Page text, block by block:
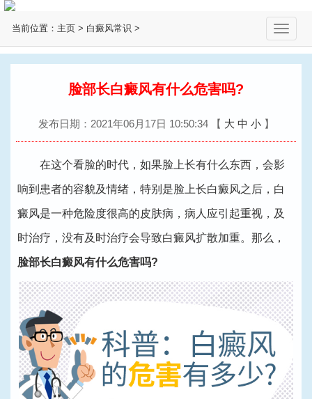
当前位置： 主页 > 白癜风常识 >
切
换
脸部长白癜风有什么危害吗?
发布日期：2021年06月17日 10:50:34 【 大 中 小】
在这个看脸的时代，如果脸上长有什么东西，会影
响到患者的容貌及情绪，特别是脸上长白癜风之后，白
癜风是一种危险度很高的皮肤病，病人应引起重视，及
时治疗，没有及时治疗会导致白癜风扩散加重。那么，
脸部长白癜风有什么危害吗?